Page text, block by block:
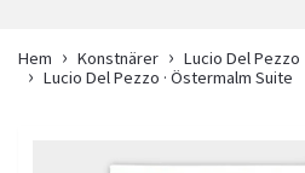
Hem Konstnärer
Lucio Del Pezzo
Lucio Del Pezzo · Östermalm Suite